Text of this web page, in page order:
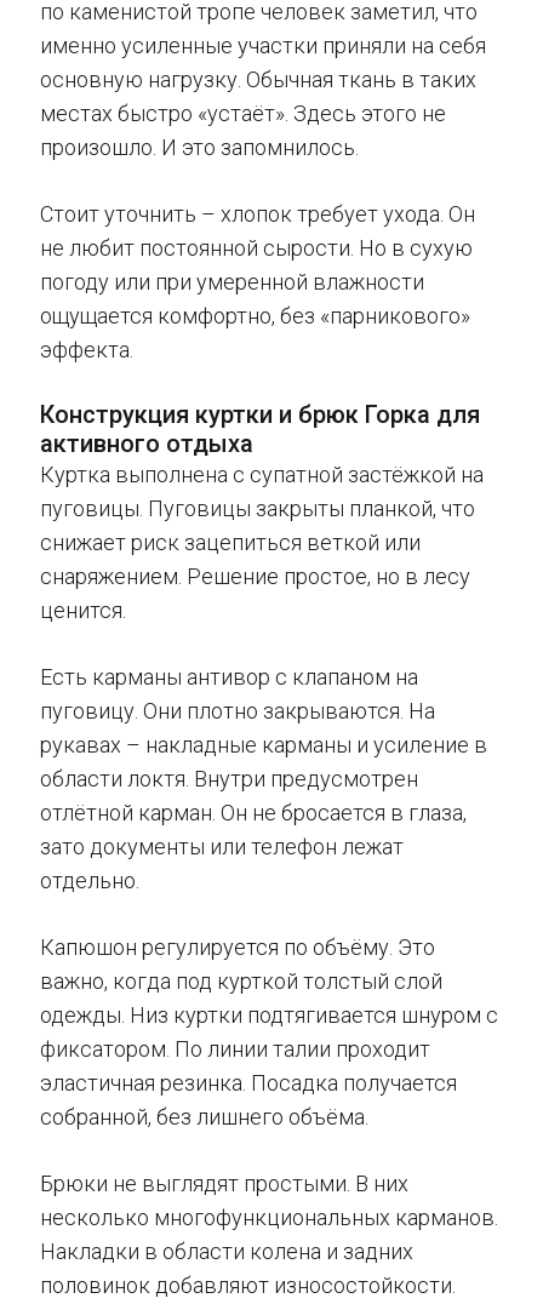
по каменистой тропе человек заметил, что
именно усиленные участки приняли на себя
основную нагрузку. Обычная ткань в таких
местах быстро «устаёт». Здесь этого не
произошло. И это запомнилось.
Стоит уточнить – хлопок требует ухода. Он
не любит постоянной сырости. Но в сухую
погоду или при умеренной влажности
ощущается комфортно, без «парникового»
эффекта.
Конструкция куртки и брюк Горка для
активного отдыха
Куртка выполнена с супатной застёжкой на
пуговицы. Пуговицы закрыты планкой, что
снижает риск зацепиться веткой или
снаряжением. Решение простое, но в лесу
ценится.
Есть карманы антивор с клапаном на
пуговицу. Они плотно закрываются. На
рукавах – накладные карманы и усиление в
области локтя. Внутри предусмотрен
отлётной карман. Он не бросается в глаза,
зато документы или телефон лежат
отдельно.
Капюшон регулируется по объёму. Это
важно, когда под курткой толстый слой
одежды. Низ куртки подтягивается шнуром с
фиксатором. По линии талии проходит
эластичная резинка. Посадка получается
собранной, без лишнего объёма.
Брюки не выглядят простыми. В них
несколько многофункциональных карманов.
Накладки в области колена и задних
половинок добавляют износостойкости.